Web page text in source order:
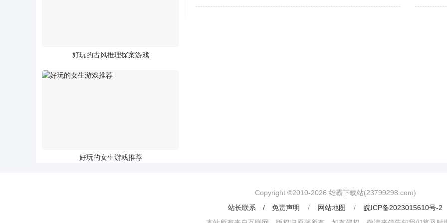
好玩的古风推理探案游戏
好玩的女生游戏推荐
Copyright ©2010-2026 雄霸下载站(23799298.com)
站长联系 / 免责声明
/ 网站地图 /
皖ICP备2023015610号-2